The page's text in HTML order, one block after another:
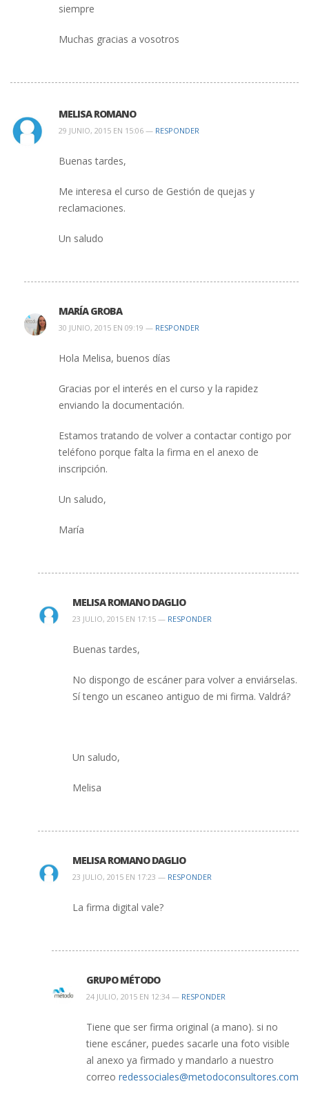
siempre
Muchas gracias a vosotros
MELISA ROMANO
29 JUNIO, 2015 EN 15:06 — RESPONDER
Buenas tardes,
Me interesa el curso de Gestión de quejas y
reclamaciones.
Un saludo
MARÍA GROBA
30 JUNIO, 2015 EN 09:19 — RESPONDER
Hola Melisa, buenos días
Gracias por el interés en el curso y la rapidez
enviando la documentación.
Estamos tratando de volver a contactar contigo por
teléfono porque falta la firma en el anexo de
inscripción.
Un saludo,
María
MELISA ROMANO DAGLIO
23 JULIO, 2015 EN 17:15 — RESPONDER
Buenas tardes,
No dispongo de escáner para volver a enviárselas.
Sí tengo un escaneo antiguo de mi firma. Valdrá?
Un saludo,
Melisa
MELISA ROMANO DAGLIO
23 JULIO, 2015 EN 17:23 — RESPONDER
La firma digital vale?
GRUPO MÉTODO
24 JULIO, 2015 EN 12:34 — RESPONDER
Tiene que ser firma original (a mano). si no
tiene escáner, puedes sacarle una foto visible
al anexo ya firmado y mandarlo a nuestro
correo redessociales@metodoconsultores.com